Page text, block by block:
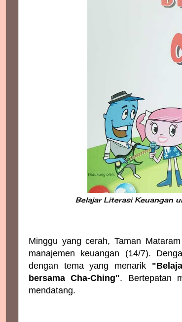
Belajar Literasi Keuangan
Minggu yang cerah, Taman
manajemen keuangan (14/7).
dengan tema yang menarik
bersama Cha-Ching". Bertepatan
mendatang.